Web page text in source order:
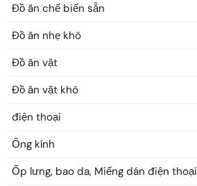
Đồ ăn chế biến sẵn
Đồ ăn nhẹ khô
Đồ ăn vặt
Đồ ăn vặt khô
điện thoại
Ống kính
Ốp lưng, bao da, Miếng dán điện thoại